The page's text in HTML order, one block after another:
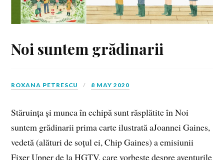
Noi suntem grădinarii
ROXANA PETRESCU 8 MAY 2020
Stăruința și munca în echipă sunt răsplătite în Noi
suntem grădinarii prima carte ilustrată aJoannei Gaines,
vedetă (alături de soțul ei, Chip Gaines) a emisiunii
Fixer Upper de la HGTV, care vorbește despre aventurile